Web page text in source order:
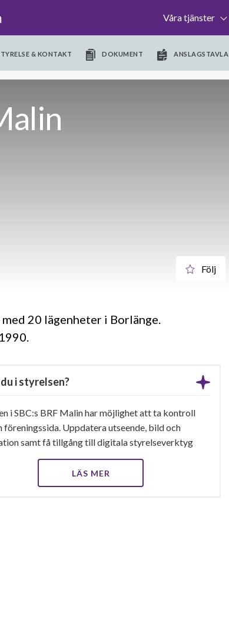
Våra tjänster
& KONTAKT DOKUMENT ANSLAGSTAVLA
Följ
20 lägenheter i Borlänge.
i styrelsen?
i SBC:s BRF Malin har möjlighet att ta kontroll
föreningssida. Uppdatera utseende, bild och
samt få tillgång till digitala styrelseverktyg
LÄS MER